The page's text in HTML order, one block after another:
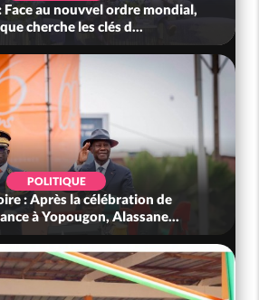
au nouvvel ordre mondial,
cherche les clés d...
POLITIQUE
: Après la célébration de
à Yopougon, Alassane...